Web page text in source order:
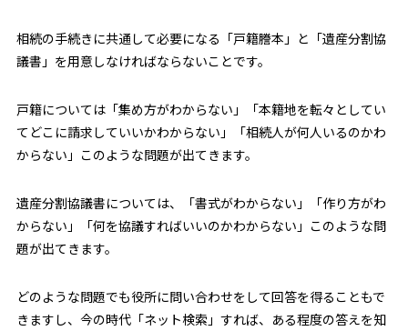
相続の手続きに共通して必要になる「戸籍謄本」と「遺産分割協
議書」を用意しなければならないことです。
戸籍については「集め方がわからない」「本籍地を転々としてい
てどこに請求していいかわからない」「相続人が何人いるのかわ
からない」このような問題が出てきます。
遺産分割協議書については、「書式がわからない」「作り方がわ
からない」「何を協議すればいいのかわからない」このような問
題が出てきます。
どのような問題でも役所に問い合わせをして回答を得ることもで
きますし、今の時代「ネット検索」すれば、ある程度の答えを知